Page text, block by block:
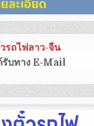
รถไฟลาว-จีน
รับทาง E-Mail